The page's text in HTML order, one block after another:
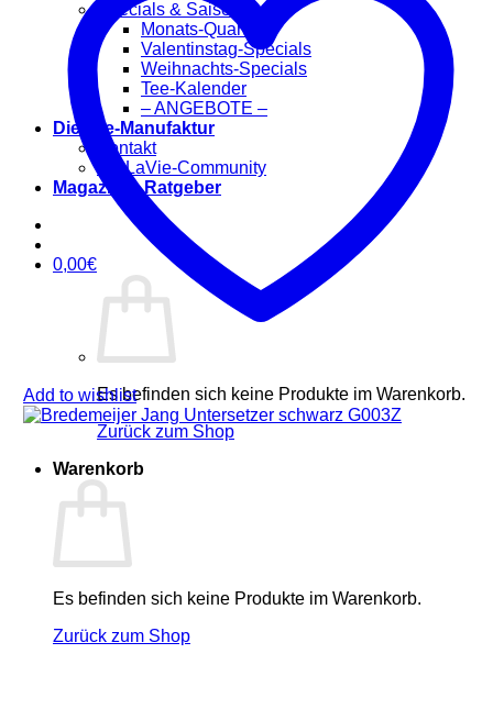
Specials & Saisonal
Monats-Quartett
Valentinstag-Specials
Weihnachts-Specials
Tee-Kalender
– ANGEBOTE –
Die Tee-Manufaktur
Kontakt
TeaLaVie-Community
Magazin & Ratgeber
0,00€
Es befinden sich keine Produkte im Warenkorb.
Zurück zum Shop
Warenkorb
Es befinden sich keine Produkte im Warenkorb.
Zurück zum Shop
Add to wishlist